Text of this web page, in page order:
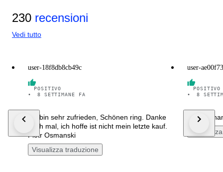
230 recensioni
Vedi tutto
user-18f8db8cb49c
POSITIVO
•
8 SETTIMANE FA
Ich bin sehr zufrieden, Schönen ring. Danke
noch mal, ich hoffe ist nicht mein letzte kauf.
Piotr Osmanski
Visualizza traduzione
user-
POSITIVO
•
8
perfect